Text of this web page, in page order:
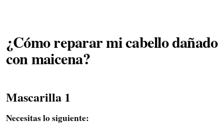
¿Cómo reparar mi cabello dañado
con maicena?
Mascarilla 1
Necesitas lo siguiente: